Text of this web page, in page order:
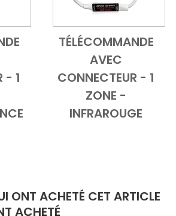
- 1
Add to Cart
Vue
TÉLÉCOMMANDE
AVEC
CONNECTEUR - 1
ZONE -
INFRAROUGE
ONT ACHETÉ CET ARTICLE
ACHETÉ